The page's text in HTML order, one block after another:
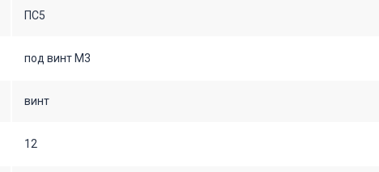
ПС5
под винт М3
винт
12